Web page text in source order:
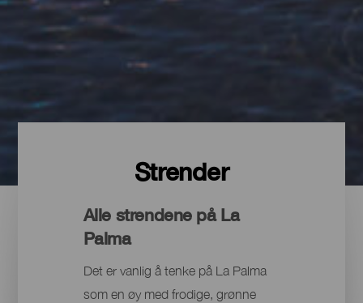
Strender
Alle strendene på La
Palma
Det er vanlig å tenke på La Palma
som en øy med frodige, grønne